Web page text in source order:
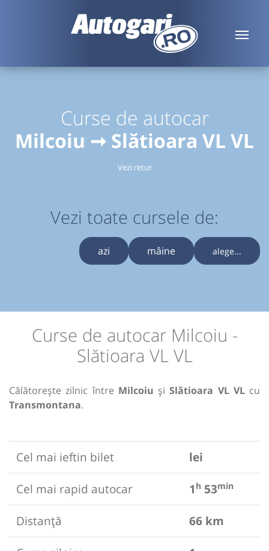
Curse de autocar
Milcoiu ➞ Slătioara VL VL
Vezi retur
Vezi toate cursele de:
azi mâine alege...
Curse de autocar Milcoiu -
Slătioara VL VL
Călătorește zilnic între Milcoiu șiSlătioara VL VLcu
Transmontana.
Cel mai ieftin bilet
lei
Cel mai rapid autocar
1 h 53min
Distanță
66 km